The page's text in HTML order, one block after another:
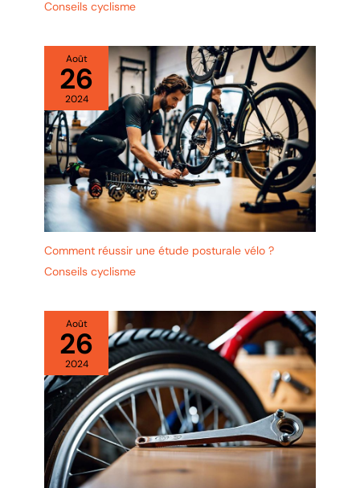
Conseils cyclisme
Août
26
2024
Comment réussir une étude posturale vélo ?
Conseils cyclisme
Août
26
2024